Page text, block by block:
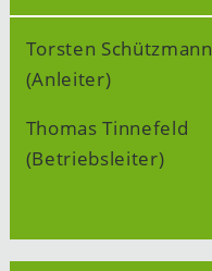
Torsten Schützmann
(Anleiter)
Thomas Tinnefeld
(Betriebsleiter)